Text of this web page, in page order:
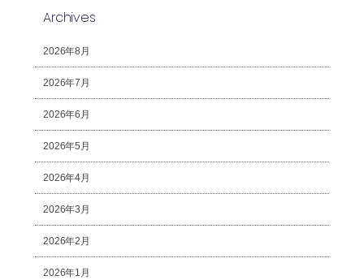
Archives
2026年8月
2026年7月
2026年6月
2026年5月
2026年4月
2026年3月
2026年2月
2026年1月